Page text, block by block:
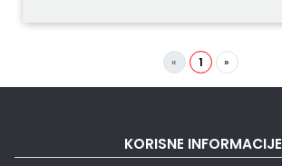
« 1 »
KORISNE INFORMACIJE